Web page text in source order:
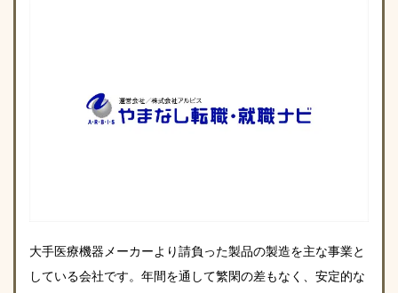
大手医療機器メーカーより請負った製品の製造を主な事業と
している会社です。年間を通して繁閑の差もなく、安定的な